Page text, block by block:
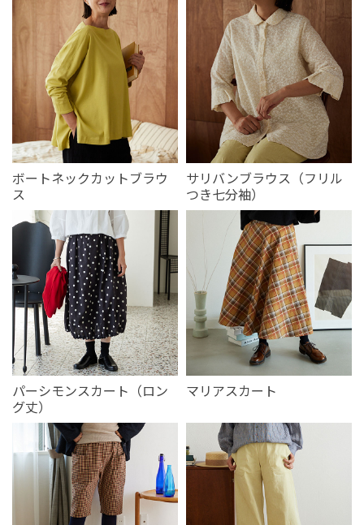
ボートネックカットブラウ
ス
サリバンブラウス（フリル
つき七分袖）
パーシモンスカート（ロン
グ丈）
マリアスカート